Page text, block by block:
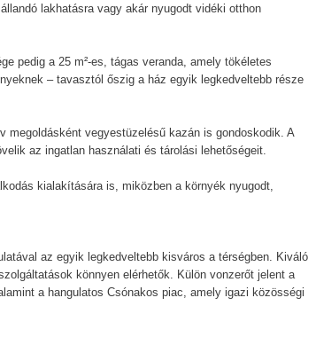
lakhatásra vagy akár nyugodt vidéki otthon
pedig a 25 m²-es, tágas veranda, amely tökéletes
– tavasztól őszig a ház egyik legkedveltebb része
vegyestüzelésű kazán is gondoskodik. A
az ingatlan használati és tárolási lehetőségeit.
kialakítására is, miközben a környék nyugodt,
az egyik legkedveltebb kisváros a térségben. Kiváló
könnyen elérhetők. Külön vonzerőt jelent a
a hangulatos Csónakos piac, amely igazi közösségi